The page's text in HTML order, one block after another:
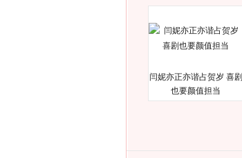
闫妮亦正亦谐占贺岁 喜剧
也要颜值担当